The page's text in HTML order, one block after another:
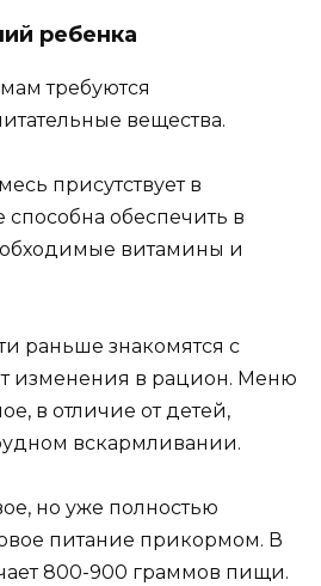
ребенка
требуются
вещества.
присутствует в
обеспечить в
витамины и
раньше знакомятся с
изменения в рацион. Меню
в отличие от детей,
вскармливании.
но уже полностью
питание прикормом. В
800-900 граммов пищи.